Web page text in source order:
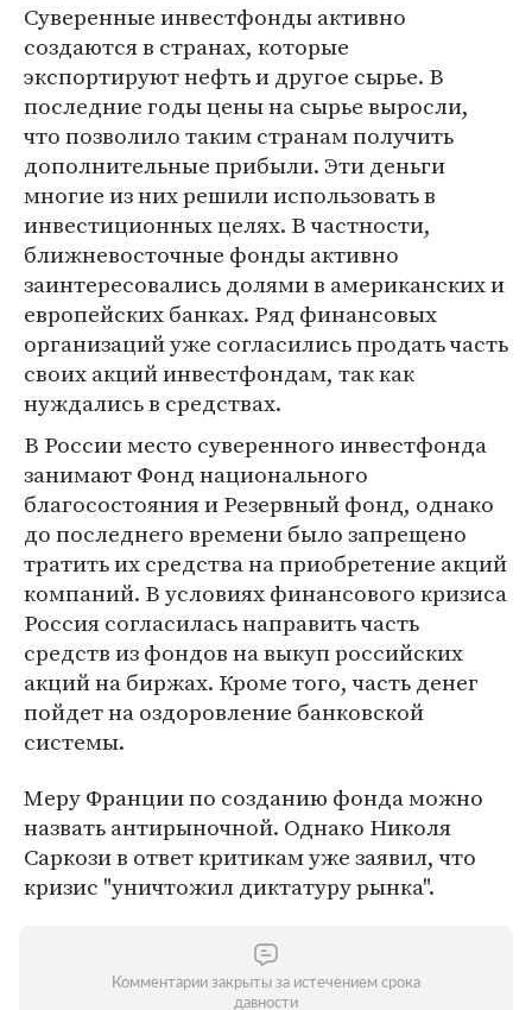
Суверенные инвестфонды активно
создаются в странах, которые
экспортируют нефть и другое сырье. В
последние годы цены на сырье выросли,
что позволило таким странам получить
дополнительные прибыли. Эти деньги
многие из них решили использовать в
инвестиционных целях. В частности,
ближневосточные фонды активно
заинтересовались долями в американских и
европейских банках. Ряд финансовых
организаций уже согласились продать часть
своих акций инвестфондам, так как
нуждались в средствах.
В России место суверенного инвестфонда
занимают Фонд национального
благосостояния и Резервный фонд, однако
до последнего времени было запрещено
тратить их средства на приобретение акций
компаний. В условиях финансового кризиса
Россия согласилась направить часть
средств из фондов на выкуп российских
акций на биржах. Кроме того, часть денег
пойдет на оздоровление банковской
системы.
Меру Франции по созданию фонда можно
назвать антирыночной. Однако Николя
Саркози в ответ критикам уже заявил, что
кризис "уничтожил диктатуру рынка".
Комментарии закрыты за истечением срока
давности